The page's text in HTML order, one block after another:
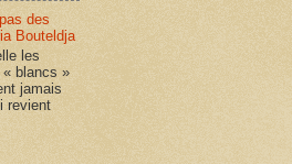
des
Bouteldja
les
blancs »
jamais
revient